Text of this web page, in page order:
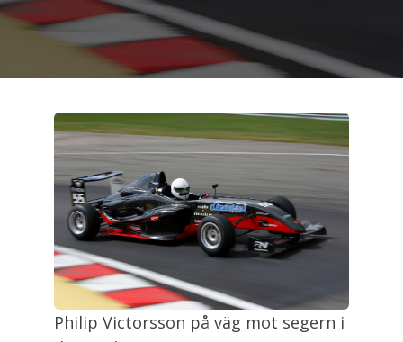
Philip Victorsson på väg mot segern i